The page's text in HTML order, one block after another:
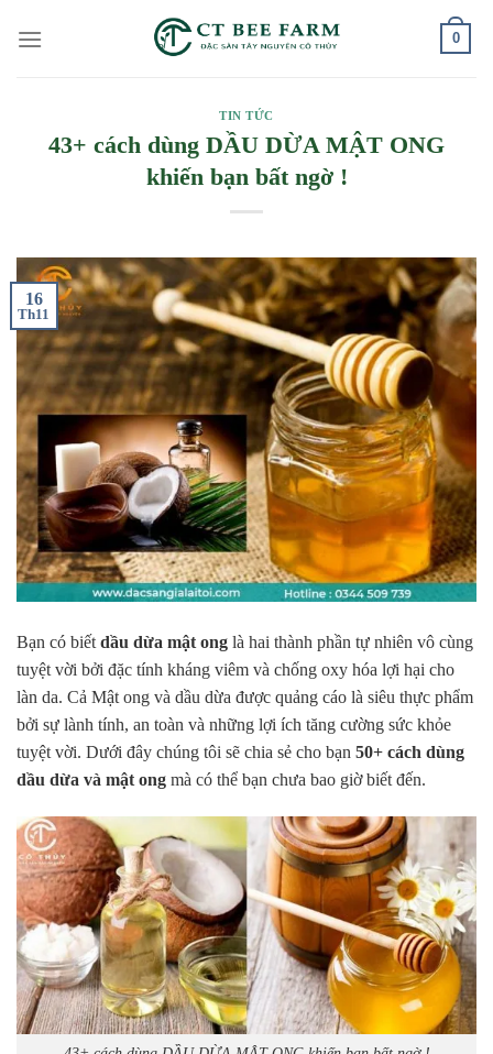
0
TIN TỨC
43+ cách dùng DẦU DỪA MẬT ONG
khiến bạn bất ngờ !
16
Th11
Bạn có biết dầu dừa mật ong là hai thành phần tự nhiên vô cùng
tuyệt vời bởi đặc tính kháng viêm và chống oxy hóa lợi hại cho
làn da. Cả Mật ong và dầu dừa được quảng cáo là siêu thực phẩm
bởi sự lành tính, an toàn và những lợi ích tăng cường sức khỏe
tuyệt vời. Dưới đây chúng tôi sẽ chia sẻ cho bạn 50+ cách dùng
dầu dừa và mật ong mà có thể bạn chưa bao giờ biết đến.